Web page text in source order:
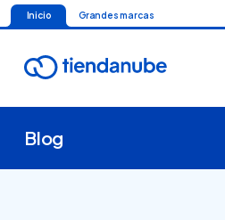
Inicio Grandes marcas
Blog